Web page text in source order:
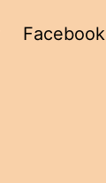
Facebook